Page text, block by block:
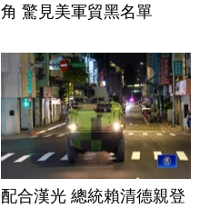
角 驚見美軍貿黑名單
配合漢光 總統賴清德親登